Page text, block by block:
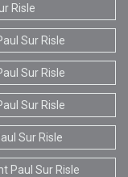
Risle
Sur Risle
Sur Risle
Sur Risle
Sur Risle
Paul Sur Risle